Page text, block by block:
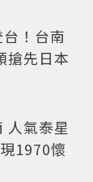
！台南
搶先日本
人氣泰星
1970懷